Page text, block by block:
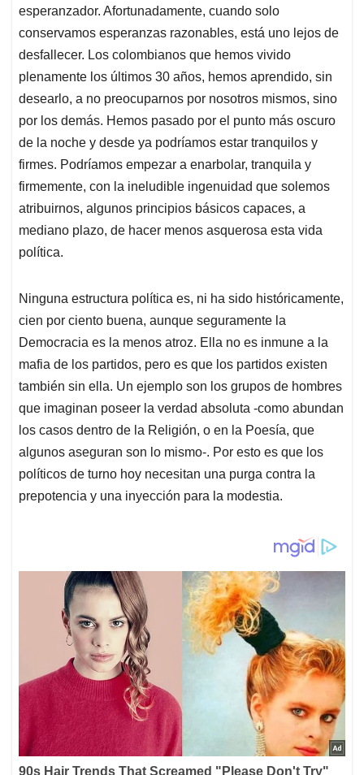
esperanzador. Afortunadamente, cuando solo
conservamos esperanzas razonables, está uno lejos de
desfallecer. Los colombianos que hemos vivido
plenamente los últimos 30 años, hemos aprendido, sin
desearlo, a no preocuparnos por nosotros mismos, sino
por los demás. Hemos pasado por el punto más oscuro
de la noche y desde ya podríamos estar tranquilos y
firmes. Podríamos empezar a enarbolar, tranquila y
firmemente, con la ineludible ingenuidad que solemos
atribuirnos, algunos principios básicos capaces, a
mediano plazo, de hacer menos asquerosa esta vida
política.
Ninguna estructura política es, ni ha sido históricamente,
cien por ciento buena, aunque seguramente la
Democracia es la menos atroz. Ella no es inmune a la
mafia de los partidos, pero es que los partidos existen
también sin ella. Un ejemplo son los grupos de hombres
que imaginan poseer la verdad absoluta -como abundan
los casos dentro de la Religión, o en la Poesía, que
algunos aseguran son lo mismo-. Por esto es que los
políticos de turno hoy necesitan una purga contra la
prepotencia y una inyección para la modestia.